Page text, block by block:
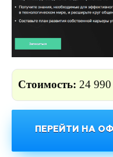
Стоимость: 24
ПЕРЕЙТИ НА